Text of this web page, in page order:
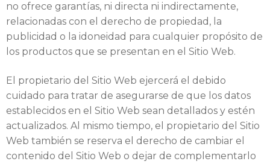
s
o
r
i
o
s
no ofrece garantías, ni directa ni indirectamente,
relacionadas con el derecho de propiedad, la
publicidad o la idoneidad para cualquier propósito de
los productos que se presentan en el Sitio Web.
El propietario del Sitio Web ejercerá el debido
cuidado para tratar de asegurarse de que los datos
establecidos en el Sitio Web sean detallados y estén
actualizados. Al mismo tiempo, el propietario del Sitio
Web también se reserva el derecho de cambiar el
contenido del Sitio Web o dejar de complementarlo